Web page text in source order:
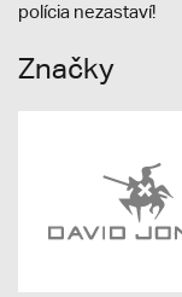
polícia nezastaví!
Značky